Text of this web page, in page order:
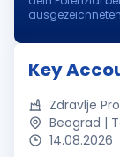
Polen, trägst du
Key
Zdravlje
Beograd |
14.08.2026